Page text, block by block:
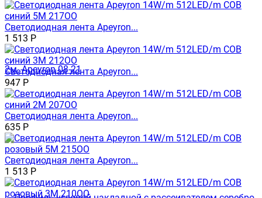
Светодиодная лента Apeyron...
1 513 Р
Светодиодная лента Apeyron...
947 Р
Светодиодная лента Apeyron...
635 Р
Светодиодная лента Apeyron...
1 513 Р